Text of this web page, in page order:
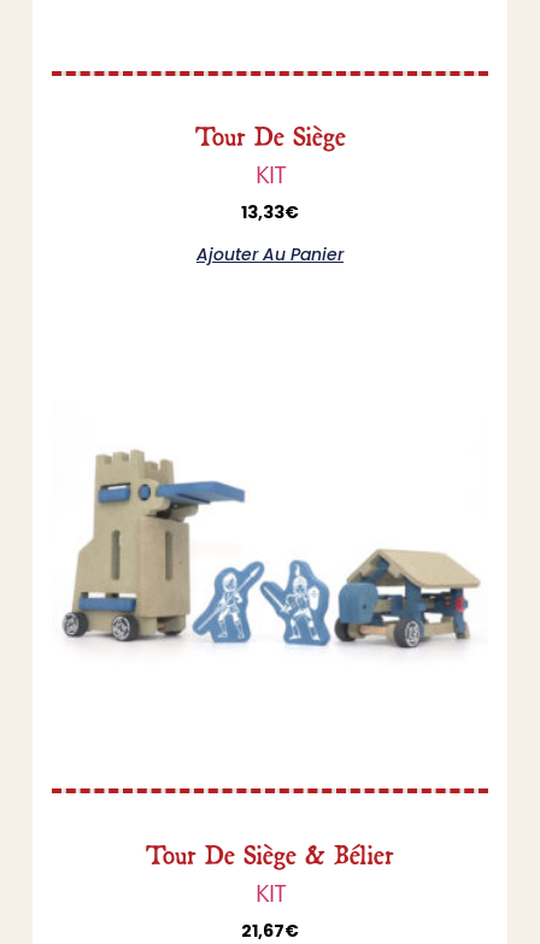
Tour De Siège
KIT
13,33€
Ajouter Au Panier
Tour De Siège & Bélier
KIT
21,67€